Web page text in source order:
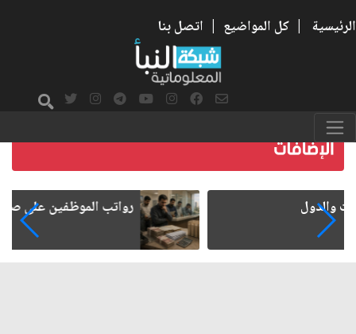
الرئيسية | كل المواضيع | اتصل بنا
رواتب الموظفين على صفيح ساخن